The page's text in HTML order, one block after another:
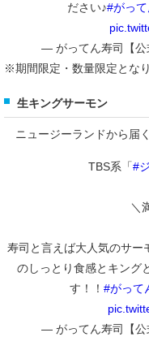
ださい♪#がって
— がってん寿司【公
※期間限定・数量限定とな
生キングサーモン
ニュージーランドから届
TBS系「#
＼
寿司と言えば大人気のサー
のしっとり食感とキング
す！！ #がって
— がってん寿司【公